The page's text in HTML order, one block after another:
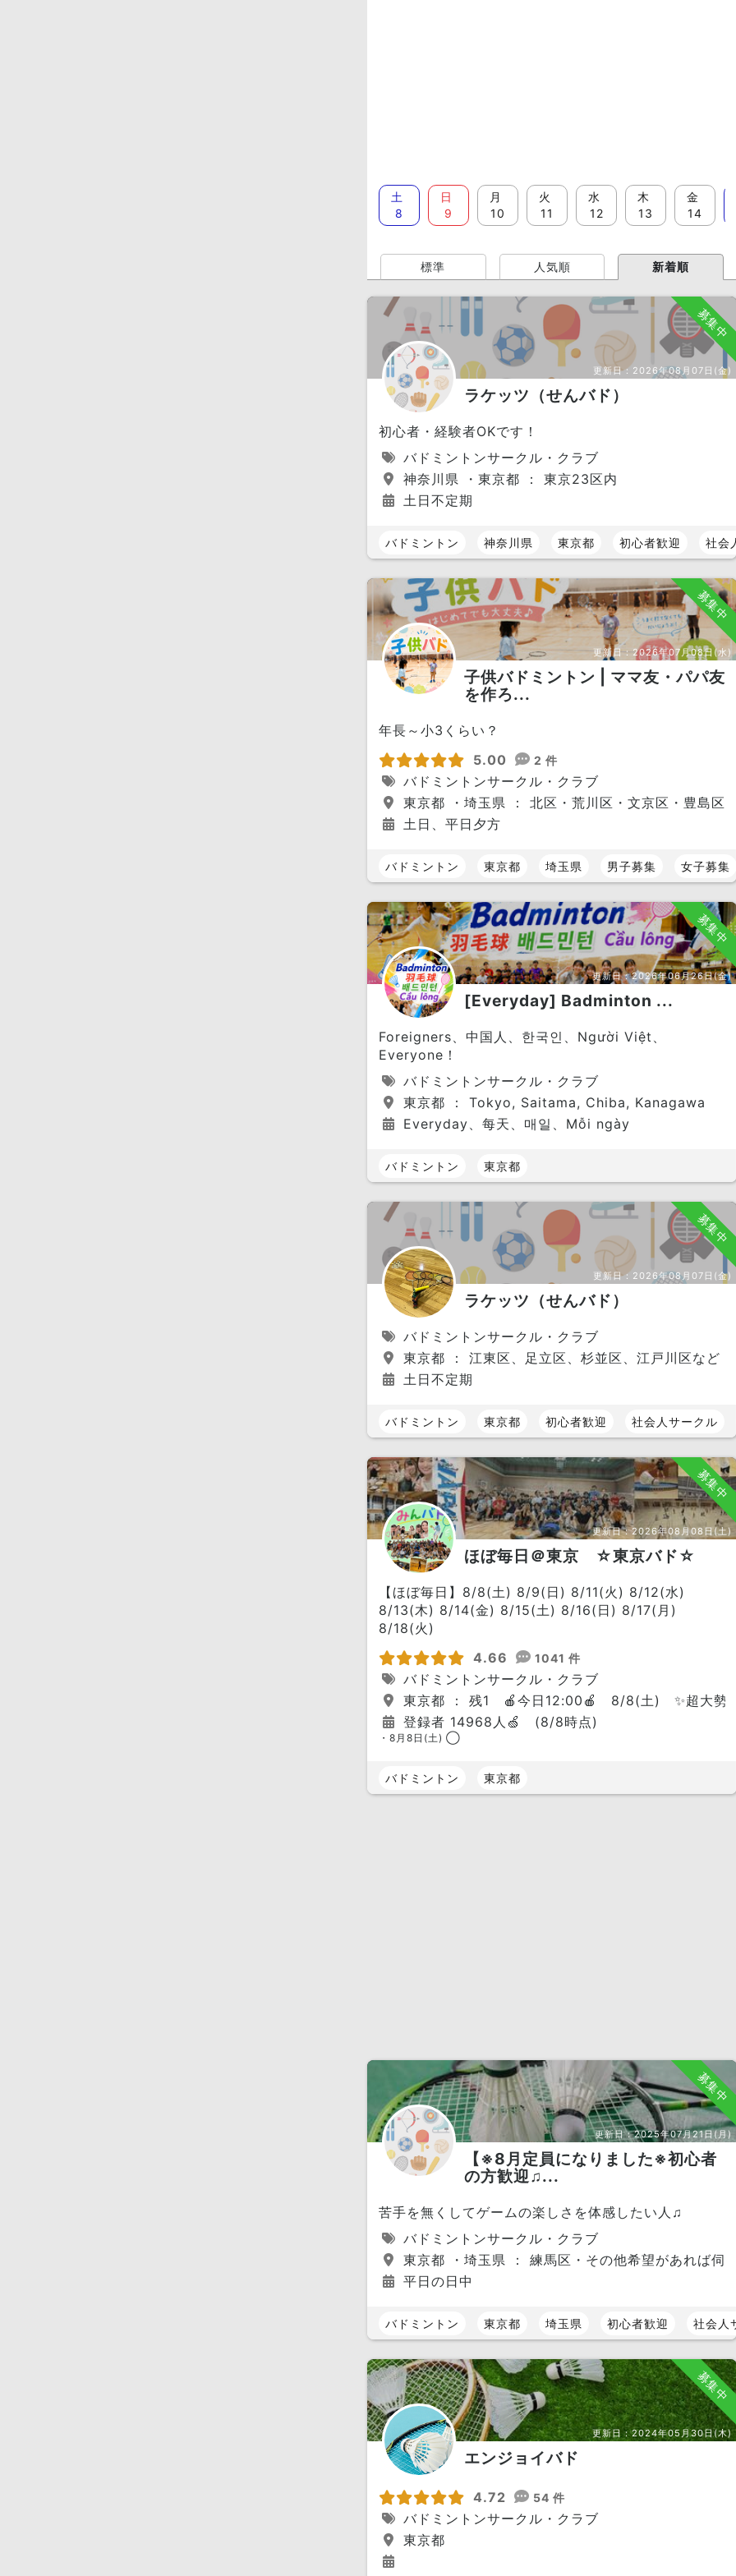
土
8
日
9
月
10
火
11
水
12
木
13
金
14
標準 人気順 新着順
募集中
更新日： 2026年08月07日(金)
ラケッツ（せんバド）
初心者・経験者OKです！
バドミントンサークル・クラブ
神奈川県 ・東京都 ： 東京23区内
土日不定期
バドミントン 神奈川県 東京都 初心者歓迎 社会
募集中
更新日： 2026年07月08日(水)
子供バドミントン | ママ友・パパ友
を作ろ...
年長～小3くらい？
5.00
2 件
バドミントンサークル・クラブ
東京都 ・埼玉県 ： 北区・荒川区・文京区・豊島区
土日、平日夕方
バドミントン 東京都 埼玉県 男子募集 女子募集
募集中
更新日：2026年06月26日(金)
[Everyday] Badminton ...
Foreigners、中国人、한국인、Người Việt、
Everyone！
バドミントンサークル・クラブ
東京都 ： Tokyo, Saitama, Chiba, Kanagawa
Everyday、每天、매일、Mỗi ngày
バドミントン 東京都
募集中
更新日： 2026年08月07日(金)
ラケッツ（せんバド）
バドミントンサークル・クラブ
東京都 ： 江東区、足立区、杉並区、江戸川区など
土日不定期
バドミントン 東京都 初心者歓迎 社会人サークル
募集中
更新日：2026年08月08日(土)
ほぼ毎日＠東京 ☆東京バド☆
【ほぼ毎日】8/8(土) 8/9(日) 8/11(火) 8/12(水)
8/13(木) 8/14(金) 8/15(土) 8/16(日) 8/17(月)
8/18(火)
4.66
1041 件
バドミントンサークル・クラブ
東京都 ： 残1 🍎今日12:00🍎 8/8(土) ✨超大勢✨
登録者 14968人🍏 (8/8時点)
・8月8日(土) ◯
バドミントン 東京都
募集中
更新日：2025年07月21日(月)
【※8月定員になりました※初心者
の方歓迎♫...
苦手を無くしてゲームの楽しさを体感したい人♫
バドミントンサークル・クラブ
東京都 ・埼玉県 ： 練馬区・その他希望があれば伺い
平日の日中
バドミントン 東京都 埼玉県 初心者歓迎 社会人
募集中
更新日：2024年05月30日(木)
エンジョイバド
4.72 54 件
バドミントンサークル・クラブ
東京都